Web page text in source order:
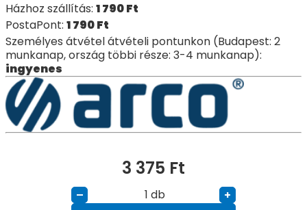
Házhoz szállítás: 1 790Ft
PostaPont: 1 790Ft
Személyes átvétel átvételi pontunkon (Budapest: 2
munkanap, ország többi része: 3-4 munkanap):
ingyenes
3 375 Ft
– db
+